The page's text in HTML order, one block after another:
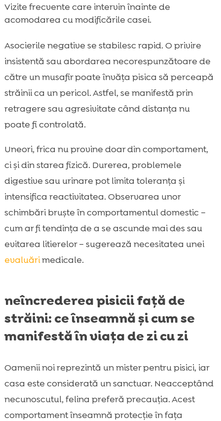
Vizite frecvente care intervin înainte de
acomodarea cu modificările casei.
Asocierile negative se stabilesc rapid. O privire
insistentă sau abordarea necorespunzătoare de
către un musafir poate învăța pisica să perceapă
străinii ca un pericol. Astfel, se manifestă prin
retragere sau agresivitate când distanța nu
poate fi controlată.
Uneori, frica nu provine doar din comportament,
ci și din starea fizică. Durerea, problemele
digestive sau urinare pot limita toleranța și
intensifica reactivitatea. Observarea unor
schimbări bruște în comportamentul domestic –
cum ar fi tendința de a se ascunde mai des sau
evitarea litierelor – sugerează necesitatea unei
evaluărimedicale.
neîncrederea pisicii față de
străini: ce înseamnă și cum se
manifestă în viața de zi cu zi
Oamenii noi reprezintă un mister pentru pisici, iar
casa este considerată un sanctuar. Neacceptând
necunoscutul, felina preferă precauția. Acest
comportament înseamnă protecție în fața